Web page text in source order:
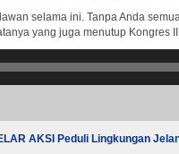
selama ini. Tanpa Anda
yang juga menutup Kongres
AKSI Peduli Lingkungan